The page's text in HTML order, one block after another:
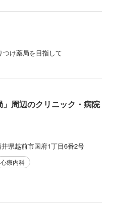
け薬局を目指して
周辺のクリニック・病院
県越前市国府1丁目6番2号
心療内科